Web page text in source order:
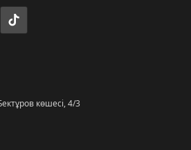
көшесі, 4/3